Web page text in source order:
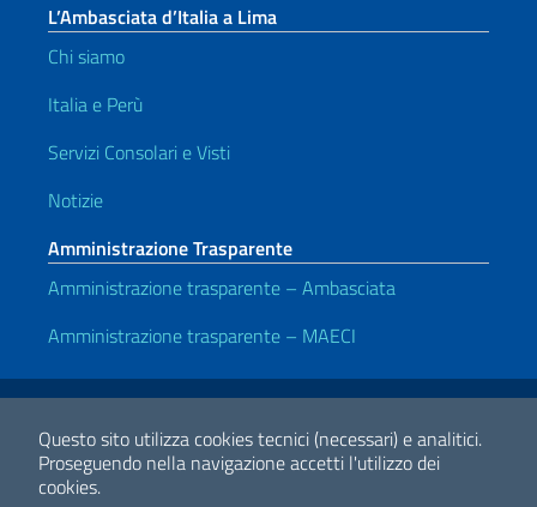
Questo sito utilizza cookies tecnici (necessari) e analitici.
Proseguendo nella navigazione accetti l'utilizzo dei
cookies.
L’Ambasciata d’Italia a Lima
Chi siamo
Italia e Perù
Servizi Consolari e Visti
Notizie
Amministrazione Trasparente
Amministrazione trasparente – Ambasciata
Amministrazione trasparente – MAECI
Link Utili